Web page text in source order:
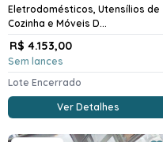
Eletrodomésticos, Utensílios de
Cozinha e Móveis D...
R$ 4.153,00
Sem lances
Lote Encerrado
Ver Detalhes